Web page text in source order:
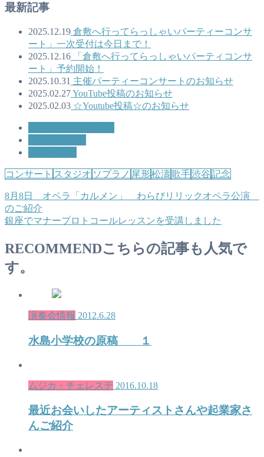
最新記事
2025.12.19 倉敷へ行ってらっしゃいパーティーコンサ
ート」一次受付は今日まで！
2025.12.16 「倉敷へ行ってらっしゃいパーティコンサ
ート」予約開始！
2025.10.31 主催パーティーコンサートのお知らせ
2025.02.27YouTube投稿のお知らせ
2025.02.03 ☆Youtube投稿☆のお知らせ
コンサート スタジオ ソプラノ 尾形松濤歌手渋谷記念
8月8日 オペラ「カルメン」 わらびリリックオペラ公演
のご紹介
銀座でマナープロトコールレッスンを受講しました
RECOMMENDこちらの記事も人気で
す。
演奏会情報 2012.6.28
水島小学校の原稿 １
ムジカ・チェレステ 2016.10.18
最近お会いしたアーティストさんや起業家さ
んご紹介